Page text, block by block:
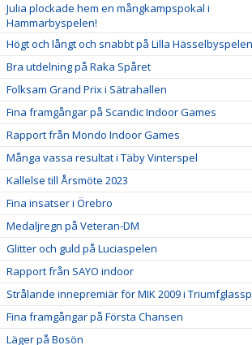
Julia plockade hem en mångkampspokal i
Hammarbyspelen!
Högt och långt och snabbt på Lilla Hässelbyspelen
Bra utdelning på Raka Spåret
Folksam Grand Prix i Sätrahallen
Fina framgångar på Scandic Indoor Games
Rapport från Mondo Indoor Games
Många vassa resultat i Täby Vinterspel
Kallelse till Årsmöte 2023
Fina insatser i Örebro
Medaljregn på Veteran-DM
Glitter och guld på Luciaspelen
Rapport från SAYO indoor
Strålande innepremiär för MIK 2009 i
Fina framgångar på Första Chansen
Läger på Bosön